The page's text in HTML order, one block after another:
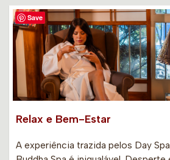
Save
Relax e Bem-Estar
A experiência trazida pelos Day